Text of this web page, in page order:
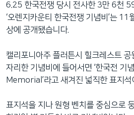
6.25 한국전쟁 당시 전사한 3만 6천
‘오렌지카운티 한국전쟁 기념비’는 11
상에 공개됐습니다.
캘리포니아주 플러튼시 힐크레스트 공
자리한 기념비에 들어서면 ‘한국전
Memorial’라고 새겨진 넓직한 표지석
표지석을 지나 원형 벤치를 중심으로